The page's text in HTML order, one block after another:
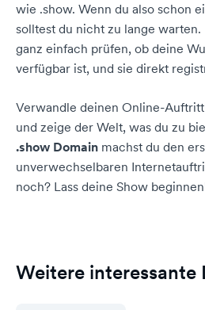
wie .show. Wenn du also schon
solltest du nicht zu lange warten.
ganz einfach prüfen, ob deine
verfügbar ist, und sie direkt
Verwandle deinen Online-
und zeige der Welt, was du zu
.show Domain machst du den
unverwechselbaren
noch? Lass deine Show
Weitere interessante